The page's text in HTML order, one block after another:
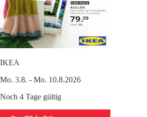
IKEA
Mo. 3.8. - Mo. 10.8.2026
Noch 4 Tage gültig